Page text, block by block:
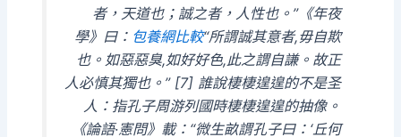
者，天道也；誠之者，人性也。”《年夜
學》曰： 包養網比較“所謂誠其意者,毋自欺
也。如惡惡臭,如好好色,此之謂自謙。故正
人必慎其獨也。” [7] 誰說棲棲遑遑的不是圣
人：指孔子周游列國時棲棲遑遑的抽像。
《論語·憲問》載：“微生畝謂孔子曰：‘丘何